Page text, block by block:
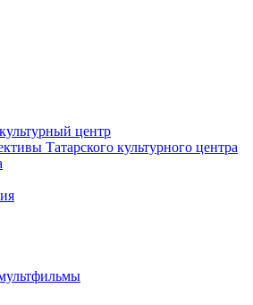
центр
Татарского культурного центра